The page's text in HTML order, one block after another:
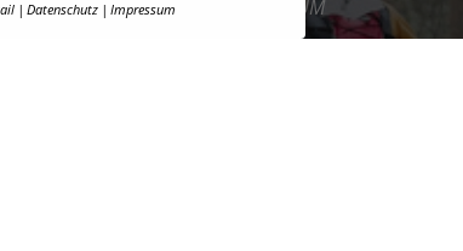
MTB
IMPRESSUM
DATENSCHUTZ
Datenschutz Impressum